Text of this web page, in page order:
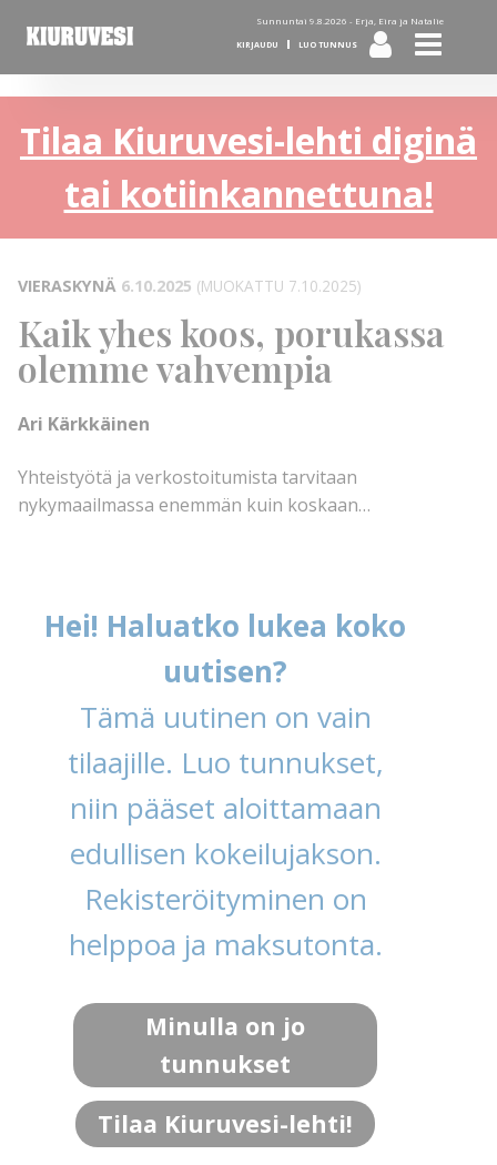
Sunnuntai 9.8.2026 - Erja, Eira ja Natalie
KIRJAUDU LUO TUNNUS
Tilaa Kiuruvesi-lehti diginä
tai kotiinkannettuna!
VIERASKYNÄ 6.10.2025 (MUOKATTU 7.10.2025)
Kaik yhes koos, porukassa
olemme vahvempia
Ari Kärkkäinen
Yhteistyötä ja verkostoitumista tarvitaan
nykymaailmassa enemmän kuin koskaan…
Hei! Haluatko lukea koko
uutisen?
Tämä uutinen on vain
tilaajille. Luo tunnukset,
niin pääset aloittamaan
edullisen kokeilujakson.
Rekisteröityminen on
helppoa ja maksutonta.
Minulla on jo
tunnukset
Tilaa Kiuruvesi-lehti!